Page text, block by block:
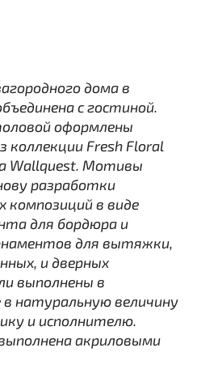
дома в
с гостиной.
оформлены
Fresh Floral
Wallquest. Мотивы
разработки
композиций в виде
для бордюра и
для вытяжки,
и дверных
выполнены в
в натуральную величину
и исполнителю.
акриловыми